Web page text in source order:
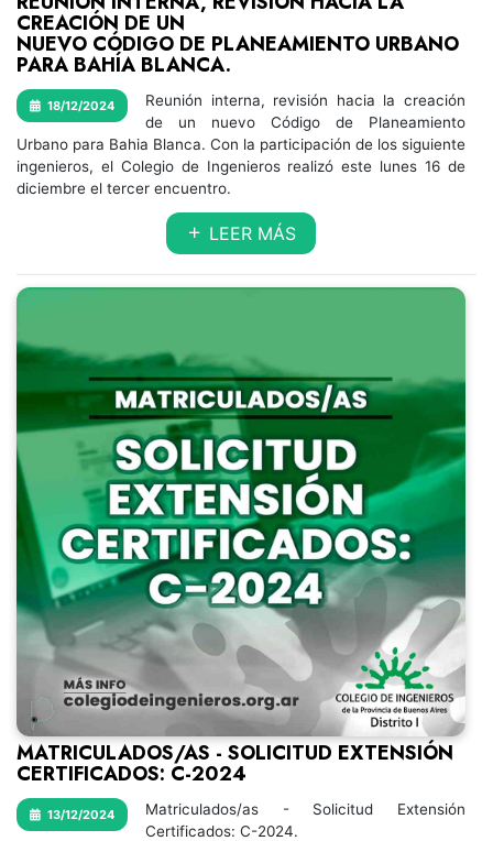
CREACIÓN DE UN
NUEVO CÓDIGO DE PLANEAMIENTO URBANO
PARA BAHÍA BLANCA.
18/12/2024
Reunión interna, revisión hacia la creación
de un nuevo Código de Planeamiento
Urbano para Bahia Blanca. Con la participación de los siguiente
ingenieros, el Colegio de Ingenieros realizó este lunes 16 de
diciembre el tercer encuentro.
LEER MÁS
MATRICULADOS/AS - SOLICITUD EXTENSIÓN
CERTIFICADOS: C-2024
13/12/2024
Matriculados/as - Solicitud Extensión
Certificados: C-2024.